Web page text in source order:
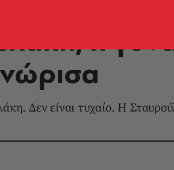
η
Δεν είναι τυχαίο. Η